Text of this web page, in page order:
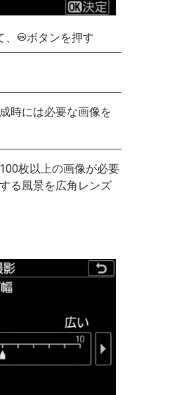
Jボタンを押す
時には必要な画像を
枚以上の画像が必要
る風景を広角レンズ